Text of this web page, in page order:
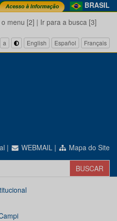
BRASIL
menu [2] | Ir para a busca [3]
a English Español Français
| WEBMAIL | Mapa do Site